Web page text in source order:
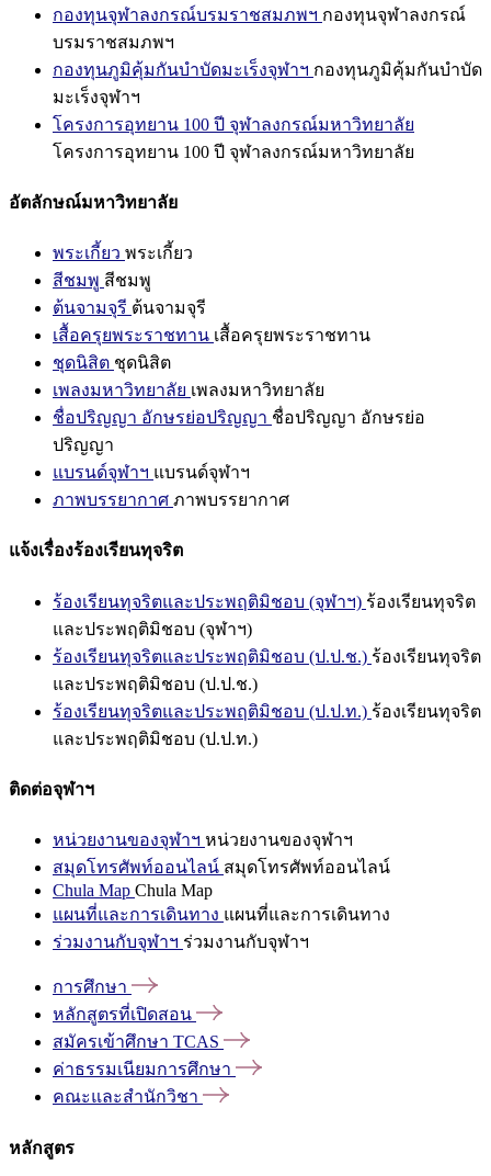
กองทุนจุฬาลงกรณ์บรมราชสมภพฯ กองทุนจุฬาลงกรณ์
บรมราชสมภพฯ
กองทุนภูมิคุ้มกันบำบัดมะเร็งจุฬาฯ กองทุนภูมิคุ้มกันบำบัด
มะเร็งจุฬาฯ
โครงการอุทยาน 100 ปี จุฬาลงกรณ์มหาวิทยาลัย
โครงการอุทยาน 100 ปี จุฬาลงกรณ์มหาวิทยาลัย
อัตลักษณ์มหาวิทยาลัย
พระเกี้ยว พระเกี้ยว
สีชมพู สีชมพู
ต้นจามจุรี ต้นจามจุรี
เสื้อครุยพระราชทาน เสื้อครุยพระราชทาน
ชุดนิสิต ชุดนิสิต
เพลงมหาวิทยาลัย เพลงมหาวิทยาลัย
ชื่อปริญญา อักษรย่อปริญญา ชื่อปริญญา อักษรย่อ
ปริญญา
แบรนด์จุฬาฯ แบรนด์จุฬาฯ
ภาพบรรยากาศ ภาพบรรยากาศ
แจ้งเรื่องร้องเรียนทุจริต
ร้องเรียนทุจริตและประพฤติมิชอบ (จุฬาฯ) ร้องเรียนทุจริต
และประพฤติมิชอบ (จุฬาฯ)
ร้องเรียนทุจริตและประพฤติมิชอบ (ป.ป.ช.) ร้องเรียนทุจริต
และประพฤติมิชอบ (ป.ป.ช.)
ร้องเรียนทุจริตและประพฤติมิชอบ (ป.ป.ท.) ร้องเรียนทุจริต
และประพฤติมิชอบ (ป.ป.ท.)
ติดต่อจุฬาฯ
หน่วยงานของจุฬาฯ หน่วยงานของจุฬาฯ
สมุดโทรศัพท์ออนไลน์ สมุดโทรศัพท์ออนไลน์
Chula Map Chula Map
แผนที่และการเดินทาง แผนที่และการเดินทาง
ร่วมงานกับจุฬาฯ ร่วมงานกับจุฬาฯ
การศึกษา
หลักสูตรที่เปิดสอน
สมัครเข้าศึกษา TCAS
ค่าธรรมเนียมการศึกษา
คณะและสำนักวิชา
หลักสูตร